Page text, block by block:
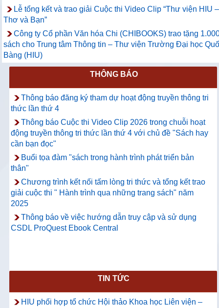
Lễ tổng kết và trao giải Cuộc thi Video Clip “Thư viện HIU
Thơ và Bạn”
Công ty Cổ phần Văn hóa Chi (CHIBOOKS) trao tặng
sách cho Trung tâm Thông tin – Thư viện Trường Đại học
Bàng (HIU)
THÔNG BÁO
Thông báo đăng ký tham dự hoạt động truyền thông tri
thức lần thứ 4
Thông báo Cuộc thi Video Clip 2026 trong chuỗi hoạt
động truyền thông tri thức lần thứ 4 với chủ đề "Sách hay
cần bạn đọc"
Buổi tọa đàm "sách trong hành trình phát triển bản
thân"
Chương trình kết nối tấm lòng tri thức và tổng kết trao
giải cuộc thi " Hành trình qua những trang sách" năm
2025
Thông báo về việc hướng dẫn truy cập và sử dụng
CSDL ProQuest Ebook Central
TIN TỨC
HIU phối hợp tổ chức Hội thảo Khoa học Liên viện –